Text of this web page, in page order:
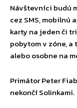
Návštevníci budú
cez SMS, mobilnú
karty na jeden či
pobytom v zóne, a
alebo osobne na
Primátor Peter
nekončí Solinkami.